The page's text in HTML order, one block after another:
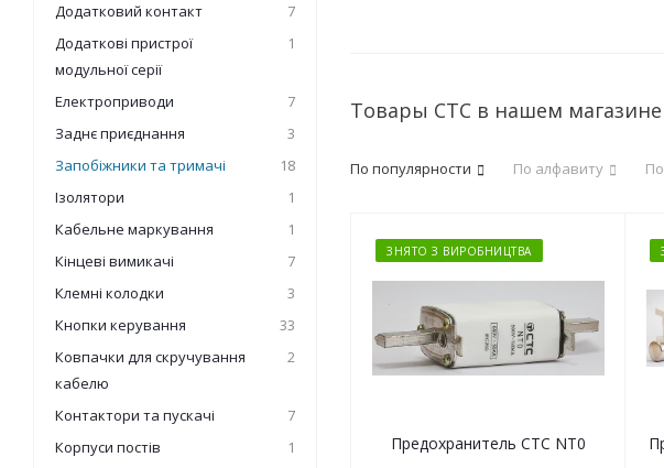
Товары СТС в нашем магазине
По популярности По алфавиту
ЗНЯТО З ВИРОБНИЦТВА
Предохранитель СТС NT0
Додатковий контакт
7
Додаткові пристрої
модульної серії
1
Електроприводи
7
Заднє приєднання
3
Запобіжники та тримачі
18
Ізолятори
1
Кабельне маркування
1
Кінцеві вимикачі
7
Клемні колодки
3
Кнопки керування
33
Ковпачки для скручування
кабелю
2
Контактори та пускачі
7
Корпуси постів
1